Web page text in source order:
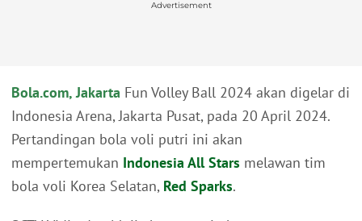
Advertisement
Bola.com, Jakarta Fun Volley Ball 2024 akan digelar di
Indonesia Arena, Jakarta Pusat, pada 20 April 2024.
Pertandingan bola voli putri ini akan
mempertemukan Indonesia All Stars melawan tim
bola voli Korea Selatan, Red Sparks.